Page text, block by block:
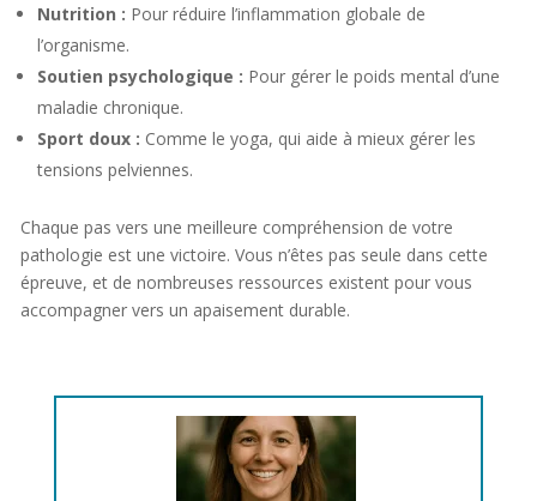
Nutrition : Pour réduire l’inflammation globale de
l’organisme.
Soutien psychologique : Pour gérer le poids mental d’une
maladie chronique.
Sport doux : Comme le yoga, qui aide à mieux gérer les
tensions pelviennes.
Chaque pas vers une meilleure compréhension de votre
pathologie est une victoire. Vous n’êtes pas seule dans cette
épreuve, et de nombreuses ressources existent pour vous
accompagner vers un apaisement durable.